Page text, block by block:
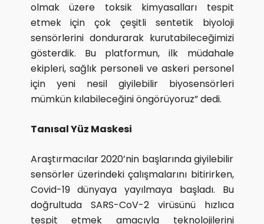
olmak üzere toksik kimyasalları tespit
etmek için çok çeşitli sentetik biyoloji
sensörlerini dondurarak kurutabileceğimizi
gösterdik. Bu platformun, ilk müdahale
ekipleri, sağlık personeli ve askeri personel
için yeni nesil giyilebilir biyosensörleri
mümkün kılabileceğini öngörüyoruz” dedi.
Tanısal Yüz Maskesi
Araştırmacılar 2020’nin başlarında giyilebilir
sensörler üzerindeki çalışmalarını bitirirken,
Covid-19 dünyaya yayılmaya başladı. Bu
doğrultuda SARS-CoV-2 virüsünü hızlıca
tespit etmek amacıyla teknolojilerini